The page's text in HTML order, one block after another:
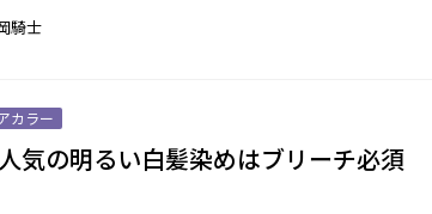
騎士
カラー
気の明るい白髪染めはブリーチ必須